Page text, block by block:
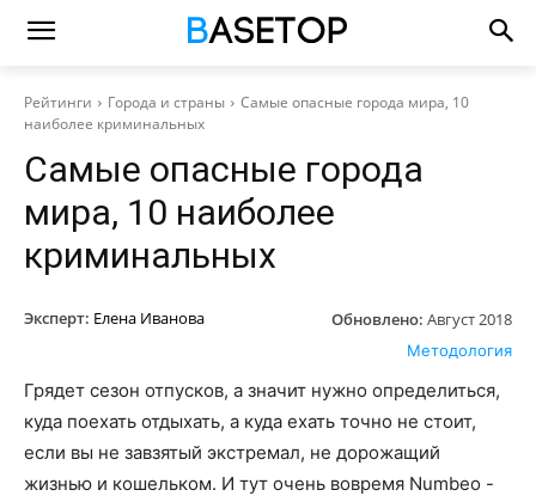
Рейтинги Города и страны
Самые опасные города мира, 10
наиболее криминальных
Самые опасные города
мира, 10 наиболее
криминальных
Эксперт: Елена Иванова Обновлено: Август 2018
Методология
Грядет сезон отпусков, а значит нужно определиться,
куда поехать отдыхать, а куда ехать точно не стоит,
если вы не завзятый экстремал, не дорожащий
жизнью и кошельком. И тут очень вовремя Numbeo -